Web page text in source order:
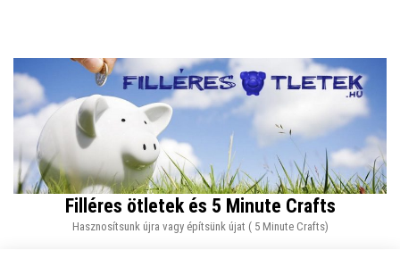
Filléres ötletek és 5 Minute Crafts
Hasznosítsunk újra vagy építsünk újat ( 5 Minute Crafts)